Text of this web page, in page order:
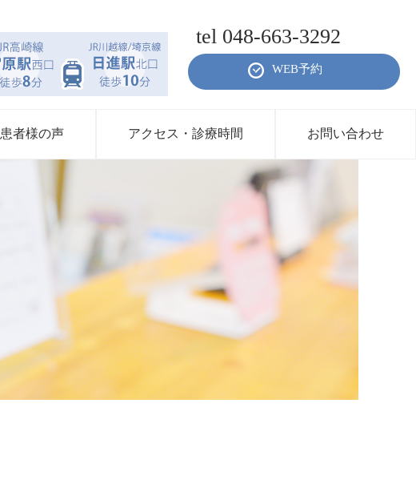
tel 048-663-3292
WEB予約
患者様の声 アクセス・診療時間 お問い合わせ